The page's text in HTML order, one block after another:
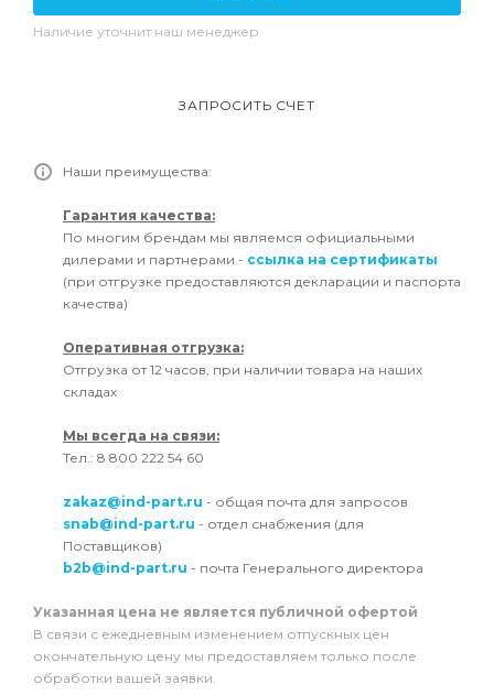
Наличие уточнит наш менеджер
ЗАПРОСИТЬ СЧЕТ
Наши преимущества:
Гарантия качества:
По многим брендам мы являемся официальными
дилерами и партнерами - ссылка на сертификаты
(при отгрузке предоставляются декларации и паспорта
качества)
Оперативная отгрузка:
Отгрузка от 12 часов, при наличии товара на наших
складах
Мы всегда на связи:
Тел.: 8 800 222 54 60
zakaz@ind-part.ru - общая почта для запросов
snab@ind-part.ru - отдел снабжения (для
Поставщиков)
b2b@ind-part.ru - почта Генерального директора
Указанная цена не является публичной офертой
В связи с ежедневным изменением отпускных цен
окончательную цену мы предоставляем только после
обработки вашей заявки.